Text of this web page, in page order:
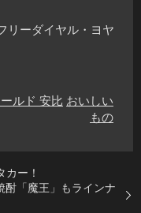
ーダイヤル・ヨヤ
ルド 安比 おいしい
もの
ー！
酎「魔王」もラインナ